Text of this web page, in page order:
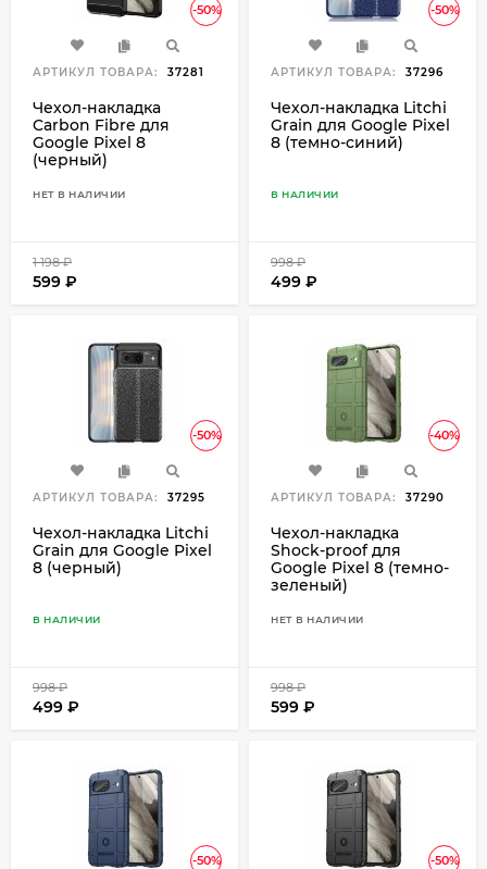
-50%
АРТИКУЛ ТОВАРА: 37281
Чехол-накладка
Carbon Fibre для
Google Pixel 8
(черный)
НЕТ В НАЛИЧИИ
1 198₽
599 ₽
-50%
АРТИКУЛ ТОВАРА: 37296
Чехол-накладка Litchi
Grain для Google Pixel
8 (темно-синий)
В НАЛИЧИИ
998₽
499 ₽
-50%
АРТИКУЛ ТОВАРА: 37295
Чехол-накладка Litchi
Grain для Google Pixel
8 (черный)
В НАЛИЧИИ
998₽
499 ₽
-40%
АРТИКУЛ ТОВАРА: 37290
Чехол-накладка
Shock-proof для
Google Pixel 8 (темно-
зеленый)
НЕТ В НАЛИЧИИ
998₽
599 ₽
-50% -50%